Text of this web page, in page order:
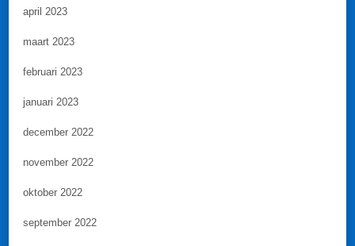
april 2023
maart 2023
februari 2023
januari 2023
december 2022
november 2022
oktober 2022
september 2022